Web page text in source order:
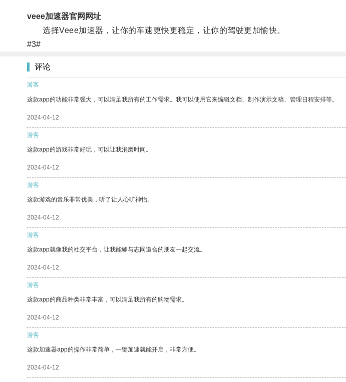
veee加速器官网网址
选择Veee加速器，让你的车速更快更稳定，让你的驾驶更加愉快。
#3#
评论
游客
这款app的功能非常强大，可以满足我所有的工作需求。我可以使用它来编辑文档、制作演示文稿、管理日程安排等。
2024-04-12
游客
这款app的游戏非常好玩，可以让我消磨时间。
2024-04-12
游客
这款游戏的音乐非常优美，听了让人心旷神怡。
2024-04-12
游客
这款app就像我的社交平台，让我能够与志同道合的朋友一起交流。
2024-04-12
游客
这款app的商品种类非常丰富，可以满足我所有的购物需求。
2024-04-12
游客
这款加速器app的操作非常简单，一键加速就能开启，非常方便。
2024-04-12